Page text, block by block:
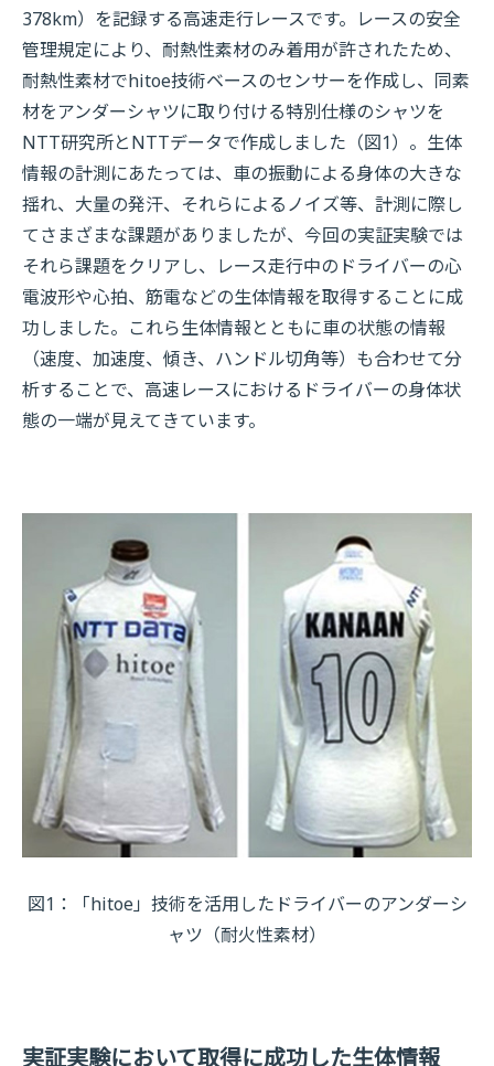
378km）を記録する高速走行レースです。レースの安全
管理規定により、耐熱性素材のみ着用が許されたため、
耐熱性素材でhitoe技術ベースのセンサーを作成し、同素
材をアンダーシャツに取り付ける特別仕様のシャツを
NTT研究所とNTTデータで作成しました（図1）。生体
情報の計測にあたっては、車の振動による身体の大きな
揺れ、大量の発汗、それらによるノイズ等、計測に際し
てさまざまな課題がありましたが、今回の実証実験では
それら課題をクリアし、レース走行中のドライバーの心
電波形や心拍、筋電などの生体情報を取得することに成
功しました。これら生体情報とともに車の状態の情報
（速度、加速度、傾き、ハンドル切角等）も合わせて分
析することで、高速レースにおけるドライバーの身体状
態の一端が見えてきています。
図1：「hitoe」技術を活用したドライバーのアンダーシ
ャツ（耐火性素材）
実証実験において取得に成功した生体情報